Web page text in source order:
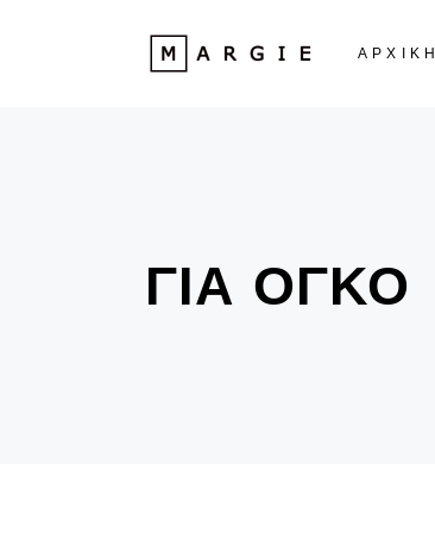
ΑΡΧΙΚΗ
ΓΙΑ ΟΓΚΟ